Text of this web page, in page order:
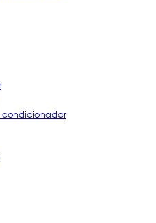
condicionador